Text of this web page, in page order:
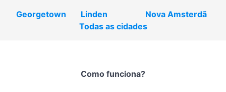
Georgetown
Linden
Nova Amsterdã
Todas as cidades
Como funciona?